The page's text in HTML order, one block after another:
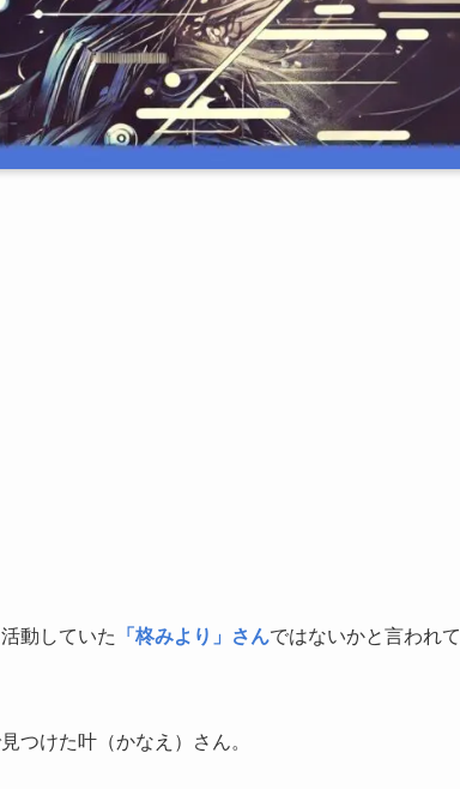
動していた 「柊みより」さんではないかと言われて
つけた叶（かなえ）さん。